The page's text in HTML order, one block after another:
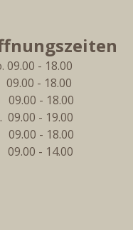
09.00 - 18.00
09.00 - 18.00
09.00 - 18.00
09.00 - 19.00
09.00 - 18.00
09.00 - 14.00